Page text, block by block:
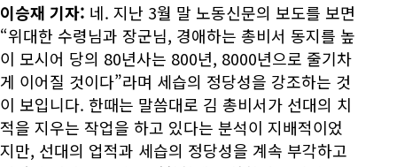
이승재 기자: 네. 지난 3월 말 노동신문의 보도를 보면
“위대한 수령님과 장군님, 경애하는 총비서 동지를 높
이 모시어 당의 80년사는 800년, 8000년으로 줄기차
게 이어질 것이다”라며 세습의 정당성을 강조하는 것
이 보입니다. 한때는 말씀대로 김 총비서가 선대의 치
적을 지우는 작업을 하고 있다는 분석이 지배적이었
지만, 선대의 업적과 세습의 정당성을 계속 부각하고